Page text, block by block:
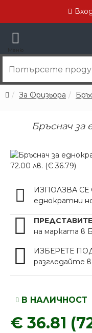
За Фризьора
Бръснач
ИЗБЕРЕТЕ
разгледайте
ИЗПОЛЗВА СЕ
еднократни
на марката в
€ 36.81
В НАЛИЧНОСТ